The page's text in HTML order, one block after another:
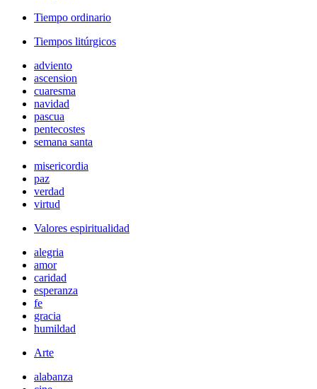
Tiempo ordinario
Tiempos litúrgicos
adviento
ascension
cuaresma
navidad
pascua
pentecostes
semana santa
misericordia
paz
verdad
virtud
Valores espiritualidad
alegria
amor
caridad
esperanza
fe
gracia
humildad
Arte
alabanza